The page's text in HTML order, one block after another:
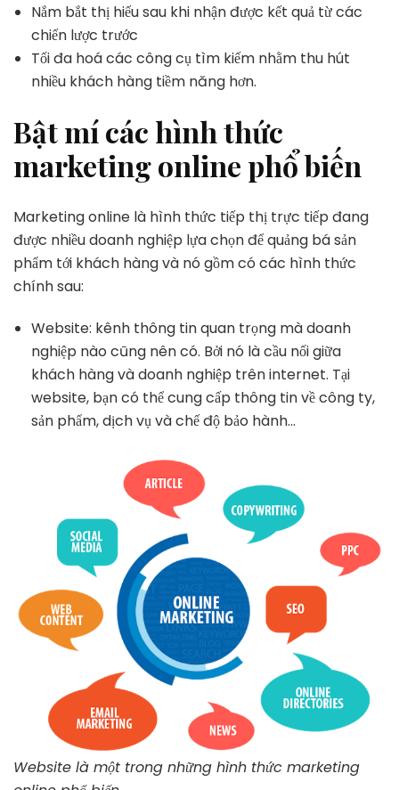
Nắm bắt thị hiếu sau khi nhận được kết quả từ các
chiến lược trước
Tối đa hoá các công cụ tìm kiếm nhằm thu hút
nhiều khách hàng tiềm năng hơn.
Bật mí các hình thức
marketing online phổ biến
Marketing online là hình thức tiếp thị trực tiếp đang
được nhiều doanh nghiệp lựa chọn để quảng bá sản
phẩm tới khách hàng và nó gồm có các hình thức
chính sau:
Website: kênh thông tin quan trọng mà doanh
nghiệp nào cũng nên có. Bởi nó là cầu nối giữa
khách hàng và doanh nghiệp trên internet. Tại
website, bạn có thể cung cấp thông tin về công ty,
sản phẩm, dịch vụ và chế độ bảo hành…
Website là một trong những hình thức marketing